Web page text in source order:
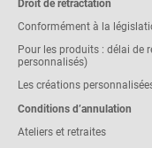
Droit de rétractation
Conformément à la
Pour les produits : délai de
personnalisés)
Les créations
Conditions d’annulation
Ateliers et retraites